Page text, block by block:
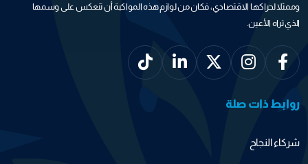
وممثلا لحراكها الاقتصادي، فكان من لوازم هذه المواكبة أن تنعكس على وسمها
الذي تراه الأعين.
روابط ذات صلة
شركاء النجاح